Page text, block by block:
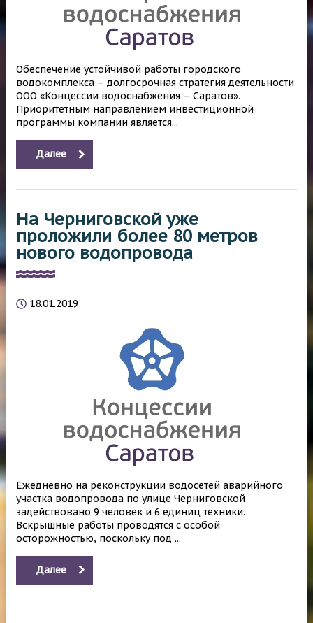
Обеспечение устойчивой работы городского
водокомплекса – долгосрочная стратегия деятельности
ООО «Концессии водоснабжения – Саратов».
Приоритетным направлением инвестиционной
программы компании является...
Далее
На Черниговской уже
проложили более 80 метров
нового водопровода
18.01.2019
Ежедневно на реконструкции водосетей аварийного
участка водопровода по улице Черниговской
задействовано 9 человек и 6 единиц техники.
Вскрышные работы проводятся с особой
осторожностью, поскольку под ...
Далее